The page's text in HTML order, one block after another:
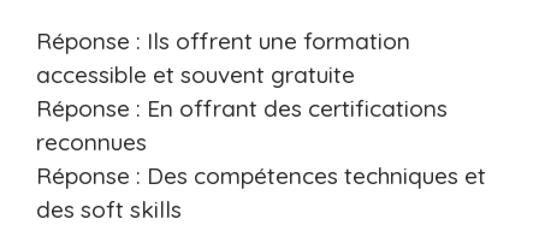
Réponse : Ils offrent une formation
accessible et souvent gratuite
Réponse : En offrant des certifications
reconnues
Réponse : Des compétences techniques et
des soft skills